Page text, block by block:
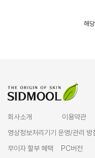
해
회사소개 이용약관
영상정보처리기기 운영/관리 방
무이자 할부 혜택
PC버전